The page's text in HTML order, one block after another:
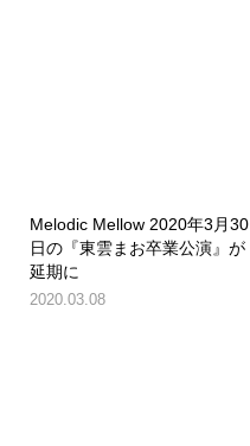
Melodic Mellow 2020年3月30
日の『東雲まお卒業公演』が
延期に
2020.03.08